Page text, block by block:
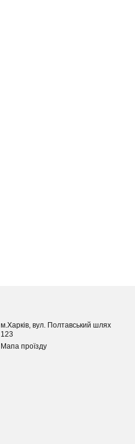
м.Харків, вул. Полтавський шлях
123
Мапа проїзду